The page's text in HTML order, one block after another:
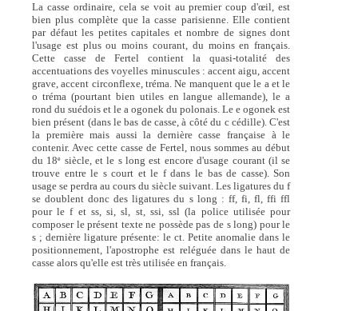
La casse ordinaire, cela se voit au premier coup d'œil, est
bien plus complète que la casse parisienne. Elle contient
par défaut les petites capitales et nombre de signes dont
l'usage est plus ou moins courant, du moins en français.
Cette casse de Fertel contient la quasi-totalité des
accentuations des voyelles minuscules : accent aigu, accent
grave, accent circonflexe, tréma. Ne manquent que le a et le
o tréma (pourtant bien utiles en langue allemande), le a
rond du suédois et le a ogonek du polonais. Le e ogonek est
bien présent (dans le bas de casse, à côté du c cédille). C'est
la première mais aussi la dernière casse française à le
contenir. Avec cette casse de Fertel, nous sommes au début
du 18e siècle, et le s long est encore d'usage courant (il se
trouve entre le s court et le f dans le bas de casse). Son
usage se perdra au cours du siècle suivant. Les ligatures du f
se doublent donc des ligatures du s long : ff, fi, fl, ffi ffl
pour le f et ss, si, sl, st, ssi, ssl (la police utilisée pour
composer le présent texte ne possède pas de s long) pour le
s ; dernière ligature présente: le ct. Petite anomalie dans le
positionnement, l'apostrophe est reléguée dans le haut de
casse alors qu'elle est très utilisée en français.